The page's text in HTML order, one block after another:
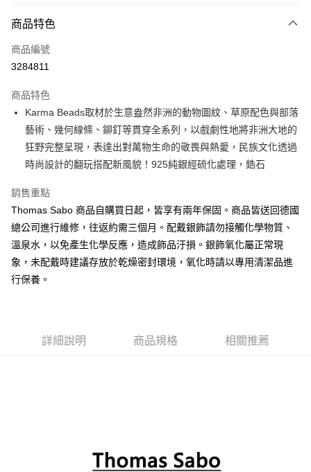
信用卡一次付款
LINE Pay
街口支付
悠遊付
ATM付款
運送方式
黑貓宅急便
每筆NT$100，滿NT$3,000(含以上)免運費
商品特色
商品編號
3284811
商品特色
Karma Beads取材於生意盎然非洲的動物圖紋、草原配色與部落
藝術、幾何線條、鉚釘等貫穿全系列，以戲劇性地將非洲大地的
狂野完整呈現，表達出對萬物生命的敬畏與熱愛，民族文化透過
時尚設計的翻玩搭配新風貌！925純銀經硫化處理，鋯石
銷售重點
Thomas Sabo 商品自購買日起，皆享有兩年保固。商品皆送回德國
總公司進行維修，往返約需三個月。配戴銀飾請勿接觸化學物質、
溫泉水，以免產生化學反應，造成飾品汙損。銀飾氧化屬正常現
象，未配戴時建議存放於乾燥密封環境，氧化時請以專用清潔品進
行保養。
詳細說明 商品規格 相關推薦